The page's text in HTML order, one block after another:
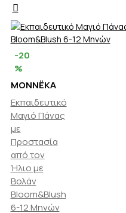
-20
%
MONNËKA
Εκπαιδευτικό
Μαγιό Πάνας
με
Προστασία
από τον
Ήλιο με
Βολάν
Bloom&Blush
6-12 Μηνών